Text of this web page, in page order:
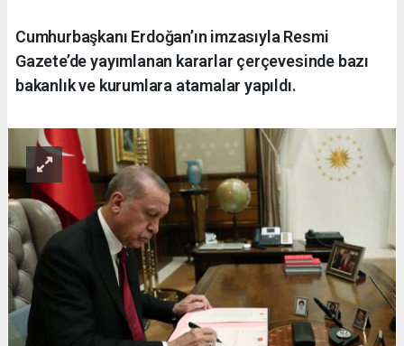
Cumhurbaşkanı Erdoğan’ın imzasıyla Resmi
Gazete’de yayımlanan kararlar çerçevesinde bazı
bakanlık ve kurumlara atamalar yapıldı.